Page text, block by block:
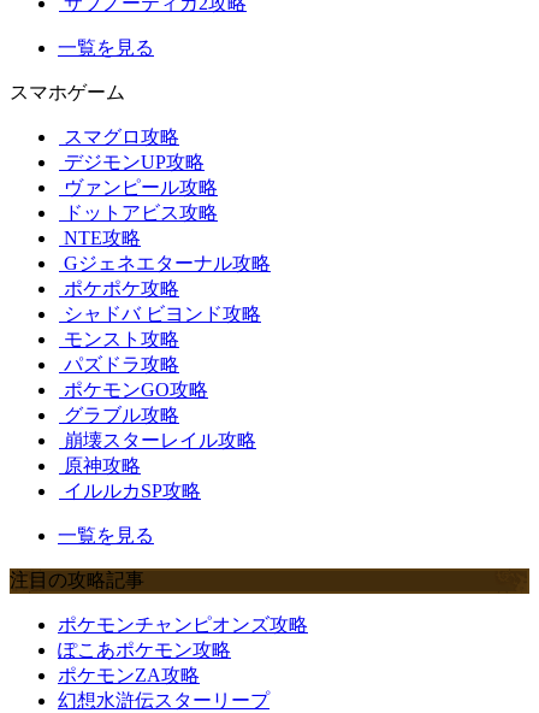
一覧を見る
スマホゲーム
スマグロ攻略
デジモンUP攻略
ヴァンピール攻略
ドットアビス攻略
NTE攻略
Gジェネエターナル攻略
ポケポケ攻略
シャドバ ビヨンド攻略
モンスト攻略
パズドラ攻略
ポケモンGO攻略
グラブル攻略
崩壊スターレイル攻略
原神攻略
イルルカSP攻略
一覧を見る
注目の攻略記事
ポケモンチャンピオンズ攻略
ぽこあポケモン攻略
ポケモンZA攻略
幻想水滸伝スターリープ